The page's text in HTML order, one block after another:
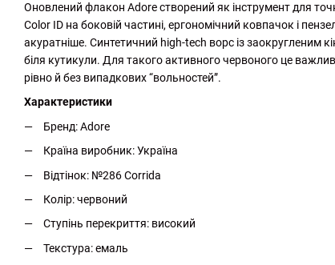
Оновлений флакон Adore створений як інструмент для
Color ID на боковій частині, ергономічний ковпачок і
акуратніше. Синтетичний high-tech ворс із заокругленим
біля кутикули. Для такого активного червоного це
рівно й без випадкових “вольностей”.
Характеристики
Бренд: Adore
Країна виробник: Україна
Відтінок: №286 Corrida
Колір: червоний
Ступінь перекриття: високий
Текстура: емаль